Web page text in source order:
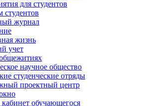
для студентов
журнал
жизнь
учет
научное общество
студенческие отряды
проектный центр
обучающегося